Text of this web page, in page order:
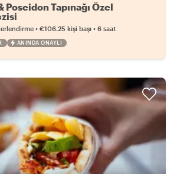
Poseidon Tapınağı Özel
• €106.25 kişi başı • 6 saat
ANINDA ONAYLI